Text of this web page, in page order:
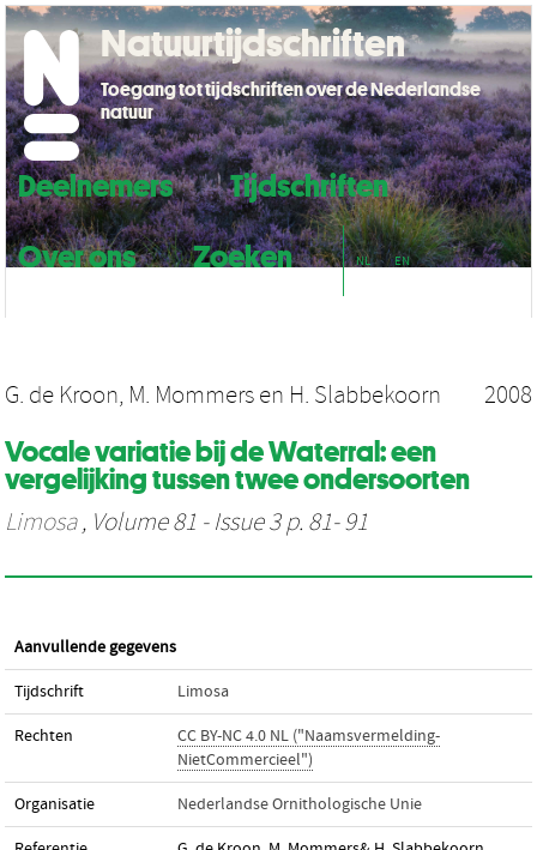
Deelnemers
Tijdschriften
Over ons
Zoeken NL EN
Natuurtijdschriften
Toegang tot tijdschriften over de Nederlandse
natuur
G. de Kroon, M. Mommers en H. Slabbekoorn 2008
Vocale variatie bij de Waterral: een
vergelijking tussen twee ondersoorten
Limosa, Volume 81 - Issue 3 p. 81- 91
Aanvullende gegevens
Tijdschrift Limosa
Rechten
CC BY-NC 4.0 NL ("Naamsvermelding-
NietCommercieel")
Organisatie Nederlandse Ornithologische Unie